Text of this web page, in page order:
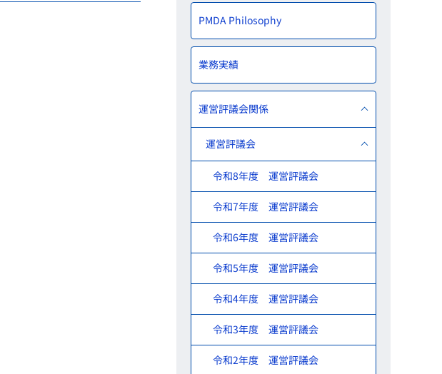
PMDA Philosophy
業務実績
運営評議会関係
運営評議会
令和8年度 運営評議会
令和7年度 運営評議会
令和6年度 運営評議会
令和5年度 運営評議会
令和4年度 運営評議会
令和3年度 運営評議会
令和2年度 運営評議会